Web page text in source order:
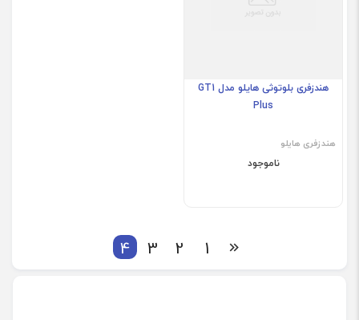
هندزفری بلوتوثی هایلو مدل GT1
Plus
هندزفری هایلو
ناموجود
1
2
3
4